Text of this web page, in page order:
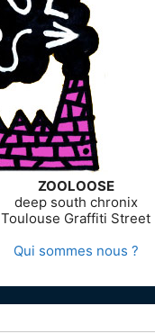
ZOOLOOSE
deep south chronix
Toulouse Graffiti Street
Qui sommes nous ?